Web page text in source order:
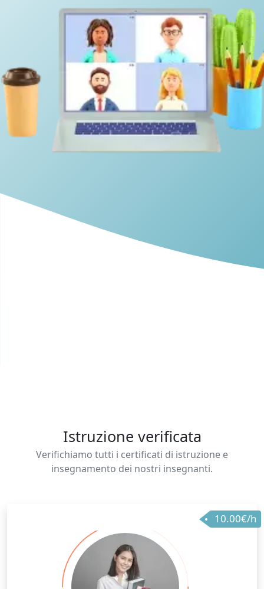
Istruzione verificata
Verifichiamo tutti i certificati di istruzione e
insegnamento dei nostri insegnanti.
10.00€/h